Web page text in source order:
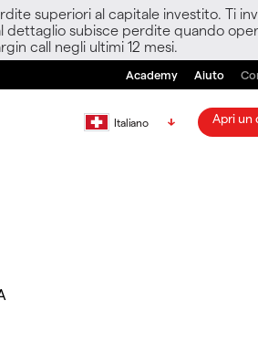
superiori al capitale investito. Ti
dettaglio subisce perdite quando
call negli ultimi 12 mesi.
Academy Aiuto
Italiano Apri un